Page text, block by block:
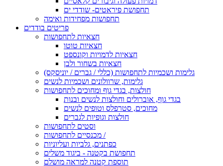
תחפושת פיראטים- שודדי ים
תחפושות מפחידות ואימה
פריטים בודדים
חצאיות לתחפושות
חצאיות טוטו
חצאיות לדמויות וקונספט
חצאיות בשחור ולבן
גלימות ושכמיות לתחפושות (כללי / גברים / יוניסקס)
גלימות, שרוולונים ושכמיות לנשים
חולצות, בגדי גוף ומחוכים לתחפושות
בגדי גוף, אוברולים וחולצות לנשים ובנות
מחוכים, סטרפלס וטופים לנשים
חולצות וגופיות לגברים
וסטים לתחפושות
מכנסיים לתחפושות /
כפתנים, גלביות ועליוניות
תחפושת בקטנה - ביגוד משלים
תוספת קטנה למראה מושלם